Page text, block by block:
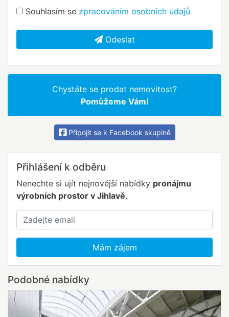
Souhlasím se zpracováním osobních údajů
Odeslat
Chystáte se prodat nemovitost?
Pomůžeme Vám!
Připojit se k Facebook skupině
Přihlášení k odběru
Nenechte si ujít nejnovější nabídky pronájmu
výrobních prostor v Jihlavě.
Mám zájem
Podobné nabídky